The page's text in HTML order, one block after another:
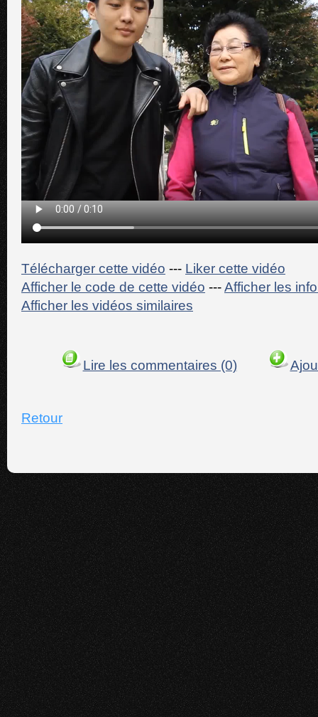
Télécharger cette vidéo --- Liker cette vidéo
Afficher le code de cette vidéo ---Afficher les
Afficher les vidéos similaires
Lire les commentaires (0)
Retour